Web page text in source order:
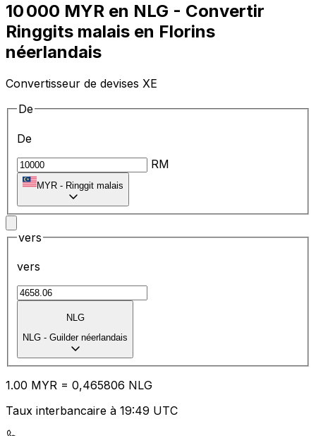
10 000 MYR en NLG - Convertir
Ringgits malais en Florins
néerlandais
Convertisseur de devises XE
De
De
RM
MYR - Ringgit malais
vers
vers
NLG
NLG - Guilder néerlandais
1.00 MYR = 0,465806 NLG
Taux interbancaire à 19:49 UTC